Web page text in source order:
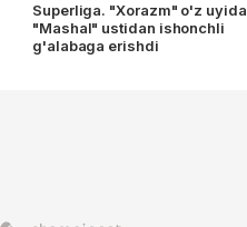
Superliga. "Xorazm" o'z uyida
"Mashal" ustidan ishonchli
g'alabaga erishdi